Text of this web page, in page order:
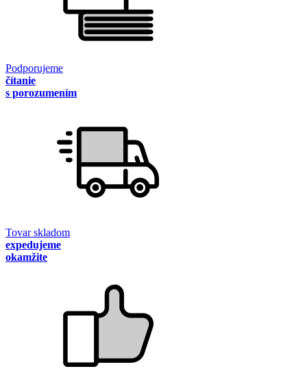
Podporujeme
čítanie
s porozumením
Tovar skladom
expedujeme
okamžite